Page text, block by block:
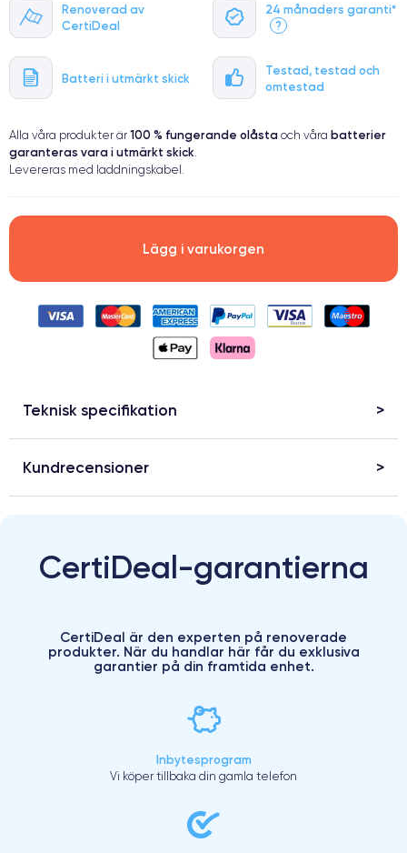
Renoverad av
CertiDeal
24 månaders garanti*
?
Batteri i utmärkt skick
Testad, testad och
omtestad
Alla våra produkter är 100 % fungerande olåsta och våra batterier
garanteras vara i utmärkt skick.
Levereras med laddningskabel.
Lägg i varukorgen
Teknisk specifikation
Kundrecensioner
CertiDeal-garantierna
CertiDeal är den experten på renoverade
produkter. När du handlar här får du exklusiva
garantier på din framtida enhet.
Inbytesprogram
Vi köper tillbaka din gamla telefon